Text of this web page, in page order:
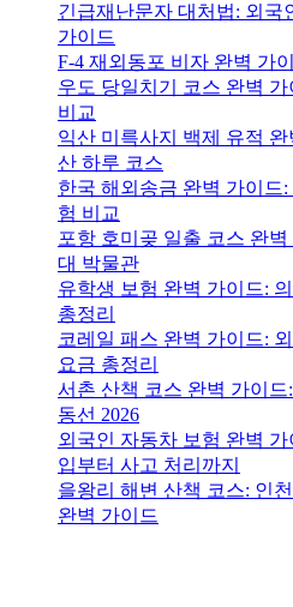
긴급재난문자 대처법: 외국
가이드
F-4 재외동포 비자 완벽 가
우도 당일치기 코스 완벽
비교
익산 미륵사지 백제 유적
산 하루 코스
한국 해외송금 완벽 가이드
험 비교
포항 호미곶 일출 코스 완
대 박물관
유학생 보험 완벽 가이드:
총정리
코레일 패스 완벽 가이드:
요금 총정리
서촌 산책 코스 완벽 가이
동선 2026
외국인 자동차 보험 완벽
입부터 사고 처리까지
을왕리 해변 산책 코스: 인
완벽 가이드